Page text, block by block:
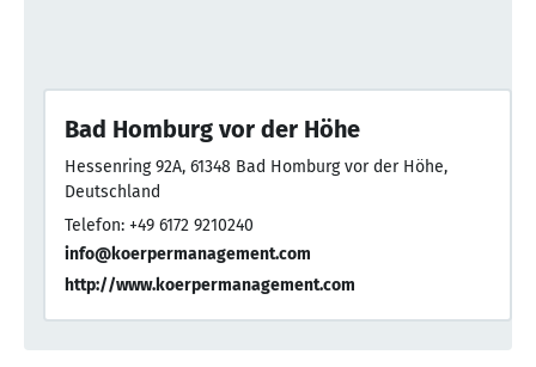
Bad Homburg vor der Höhe
Hessenring 92A, 61348 Bad Homburg vor der Höhe,
Deutschland
Telefon: +49 6172 9210240
info@koerpermanagement.com
http://www.koerpermanagement.com